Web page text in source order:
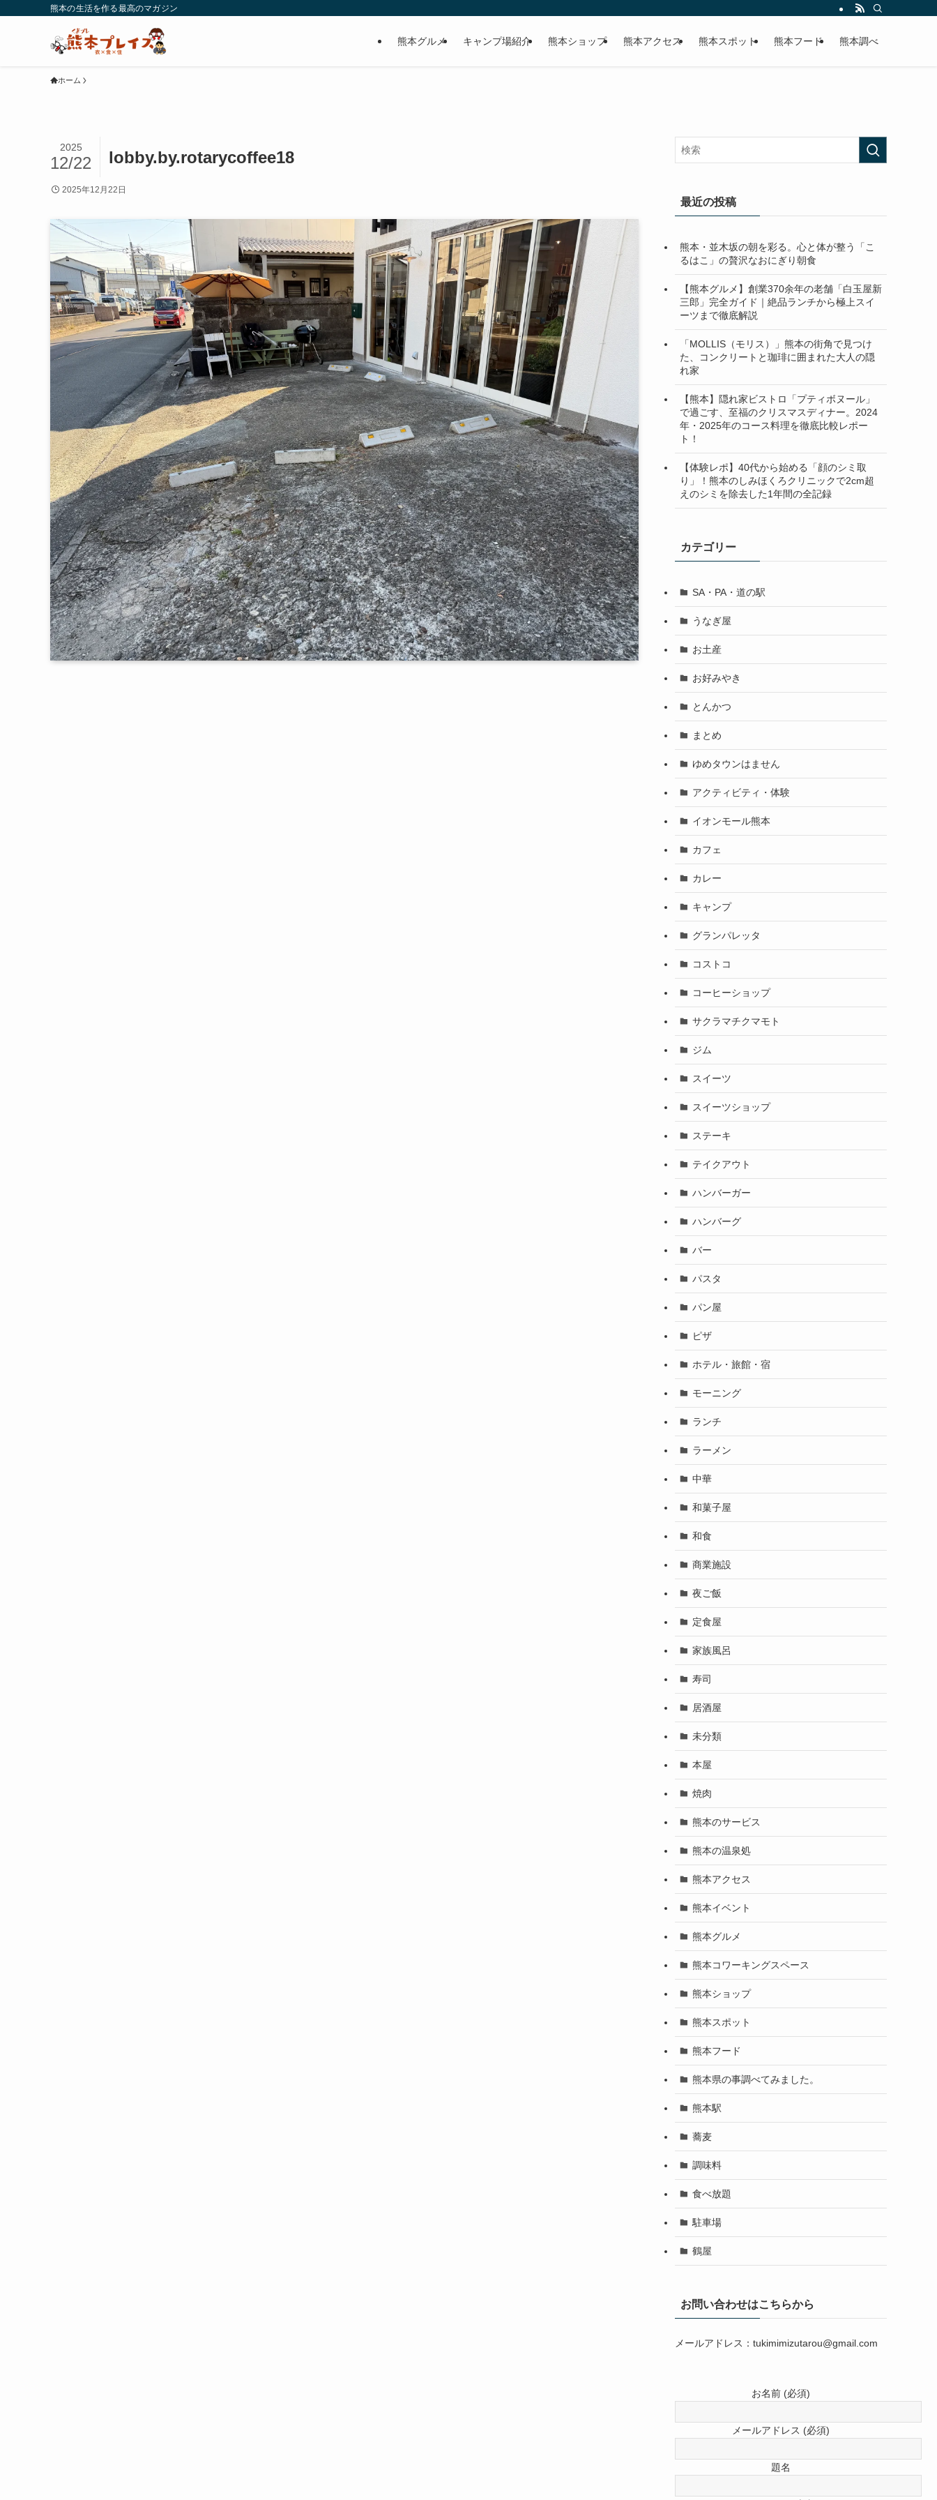
熊本の生活を作る最高のマガジン
熊本グルメ キャンプ場紹介 熊本ショップ 熊本アクセス 熊本スポット 熊本フード 熊本調べ
ホーム
lobby.by.rotarycoffee18
2025
12/22
2025年12月22日
最近の投稿
熊本・並木坂の朝を彩る。心と体が整う「こ
るはこ」の贅沢なおにぎり朝食
【熊本グルメ】創業370余年の老舗「白玉屋新
三郎」完全ガイド｜絶品ランチから極上スイ
ーツまで徹底解説
「MOLLIS（モリス）」熊本の街角で見つけ
た、コンクリートと珈琲に囲まれた大人の隠
れ家
【熊本】隠れ家ビストロ「プティボヌール」
で過ごす、至福のクリスマスディナー。2024
年・2025年のコース料理を徹底比較レポー
ト！
【体験レポ】40代から始める「顔のシミ取
り」！熊本のしみほくろクリニックで2cm超
えのシミを除去した1年間の全記録
カテゴリー
SA・PA・道の駅
うなぎ屋
お土産
お好みやき
とんかつ
まとめ
ゆめタウンはません
アクティビティ・体験
イオンモール熊本
カフェ
カレー
キャンプ
グランパレッタ
コストコ
コーヒーショップ
サクラマチクマモト
ジム
スイーツ
スイーツショップ
ステーキ
テイクアウト
ハンバーガー
ハンバーグ
バー
パスタ
パン屋
ピザ
ホテル・旅館・宿
モーニング
ランチ
ラーメン
中華
和菓子屋
和食
商業施設
夜ご飯
定食屋
家族風呂
寿司
居酒屋
未分類
本屋
焼肉
熊本のサービス
熊本の温泉処
熊本アクセス
熊本イベント
熊本グルメ
熊本コワーキングスペース
熊本ショップ
熊本スポット
熊本フード
熊本県の事調べてみました。
熊本駅
蕎麦
調味料
食べ放題
駐車場
鶴屋
お問い合わせはこちらから
メールアドレス：tukimimizutarou@gmail.com
お名前 (必須)
メールアドレス (必須)
題名